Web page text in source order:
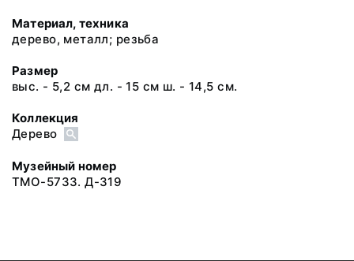
Материал, техника
дерево, металл; резьба
Размер
выс. - 5,2 см дл. - 15 см ш. - 14,5 см.
Коллекция
Дерево
Музейный номер
ТМО-5733. Д-319